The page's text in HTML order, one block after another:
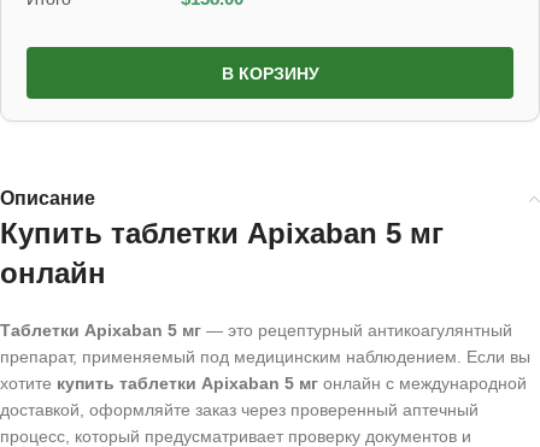
В КОРЗИНУ
Описание
Купить таблетки Apixaban 5 мг
онлайн
Таблетки Apixaban 5 мг — это рецептурный антикоагулянтный
препарат, применяемый под медицинским наблюдением. Если вы
хотите купить таблетки Apixaban 5 мг онлайн с международной
доставкой, оформляйте заказ через проверенный аптечный
процесс, который предусматривает проверку документов и